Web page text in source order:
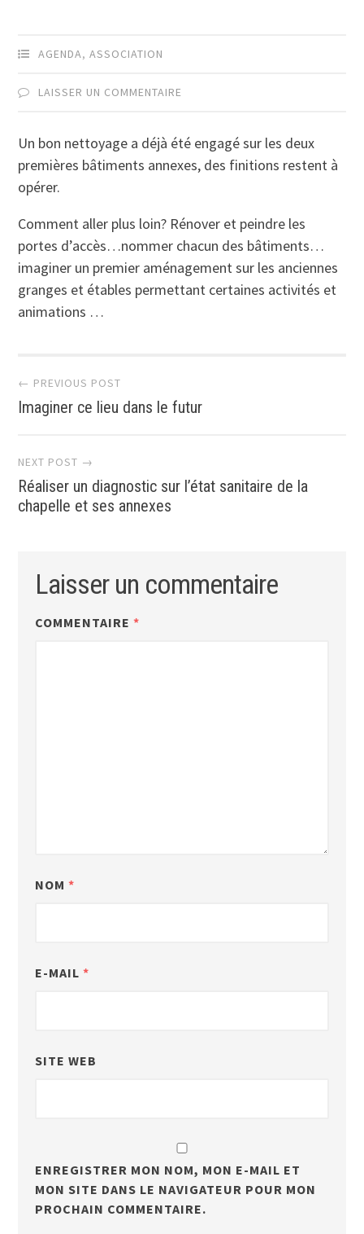
AGENDA,ASSOCIATION
LAISSER UN COMMENTAIRE
Un bon nettoyage a déjà été engagé sur les deux
premières bâtiments annexes, des finitions restent à
opérer.
Comment aller plus loin? Rénover et peindre les
portes d’accès…nommer chacun des bâtiments…
imaginer un premier aménagement sur les anciennes
granges et étables permettant certaines activités et
animations …
Navigation
des
articles
← PREVIOUS POST
Imaginer ce lieu dans le futur
NEXT POST →
Réaliser un diagnostic sur l’état sanitaire de la
chapelle et ses annexes
Laisser un commentaire
COMMENTAIRE *
NOM *
E-MAIL *
SITE WEB
ENREGISTRER MON NOM, MON E-MAIL ET
MON SITE DANS LE NAVIGATEUR POUR MON
PROCHAIN COMMENTAIRE.